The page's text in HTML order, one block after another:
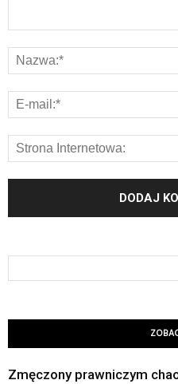
Zmęczony prawniczym